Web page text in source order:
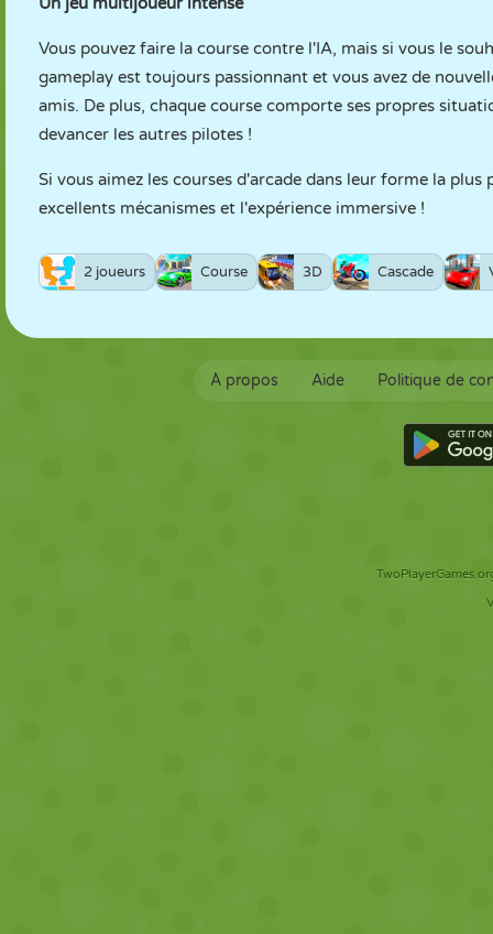
Vous pouvez faire la course contre l'IA, mais si vous le
gameplay est toujours passionnant et vous avez de
amis. De plus, chaque course comporte ses propres
devancer les autres pilotes !
Si vous aimez les courses d'arcade dans leur forme la
excellents mécanismes et l'expérience immersive !
2 joueurs Course 3D Cascade
À propos Aide Politique de